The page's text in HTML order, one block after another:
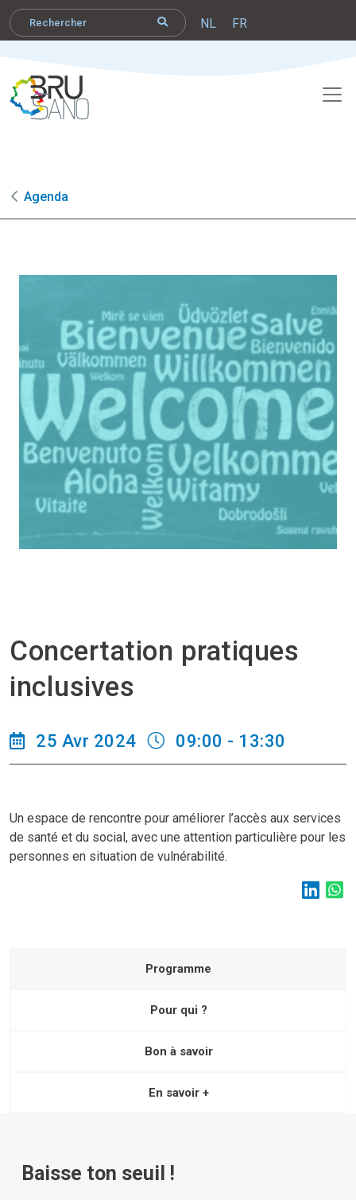
NL FR
Agenda
Concertation pratiques
inclusives
25 Avr 2024 09:00 - 13:30
Un espace de rencontre pour améliorer l’accès aux services
de santé et du social, avec une attention particulière pour les
personnes en situation de vulnérabilité.
Programme
Pour qui ?
Bon à savoir
En savoir +
Baisse ton seuil !